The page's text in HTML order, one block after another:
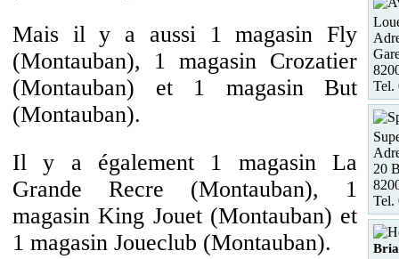
Mais il y a aussi 1 magasin Fly
(Montauban), 1 magasin Crozatier
(Montauban) et 1 magasin But
(Montauban).
Il y a également 1 magasin La
Grande Recre (Montauban), 1
magasin King Jouet (Montauban) et
1 magasin Joueclub (Montauban).
Tel.
20
Tel.